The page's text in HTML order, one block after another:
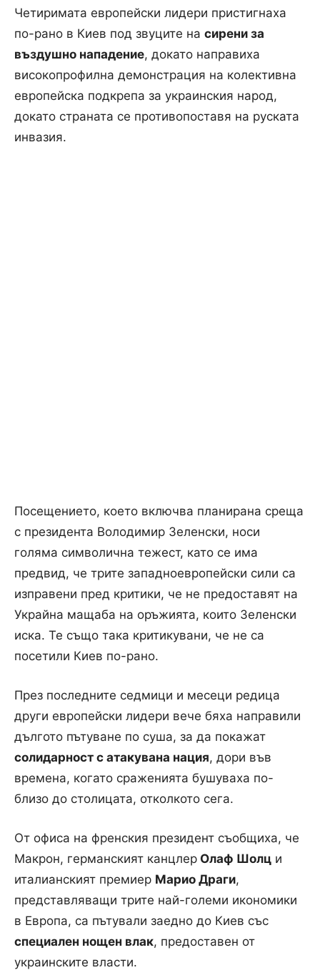
Четиримата европейски лидери пристигнаха
по-рано в Киев под звуците на сирени за
въздушно нападение, докато направиха
високопрофилна демонстрация на колективна
европейска подкрепа за украинския народ,
докато страната се противопоставя на руската
инвазия.
Посещението, което включва планирана среща
с президента Володимир Зеленски, носи
голяма символична тежест, като се има
предвид, че трите западноевропейски сили са
изправени пред критики, че не предоставят на
Украйна мащаба на оръжията, които Зеленски
иска. Те също така критикувани, че не са
посетили Киев по-рано.
През последните седмици и месеци редица
други европейски лидери вече бяха направили
дългото пътуване по суша, за да покажат
солидарност с атакувана нация, дори във
времена, когато сраженията бушуваха по-
близо до столицата, отколкото сега.
От офиса на френския президент съобщиха, че
Макрон, германският канцлер Олаф Шолц и
италианският премиер Марио Драги,
представляващи трите най-големи икономики
в Европа, са пътували заедно до Киев със
специален нощен влак, предоставен от
украинските власти.